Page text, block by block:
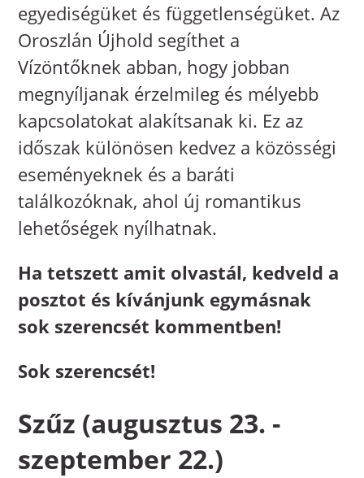
egyediségüket és függetlenségüket. Az
Oroszlán Újhold segíthet a
Vízöntőknek abban, hogy jobban
megnyíljanak érzelmileg és mélyebb
kapcsolatokat alakítsanak ki. Ez az
időszak különösen kedvez a közösségi
eseményeknek és a baráti
találkozóknak, ahol új romantikus
lehetőségek nyílhatnak.
Ha tetszett amit olvastál, kedveld a
posztot és kívánjunk egymásnak
sok szerencsét kommentben!
Sok szerencsét!
Szűz (augusztus 23. -
szeptember 22.)